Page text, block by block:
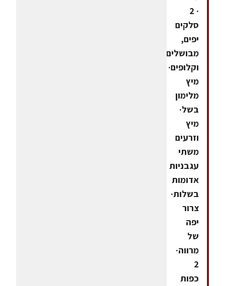
· 2
סלקים
יפים,
מבושלים
וקלופים·
מיץ
מלימון
בשל·
מיץ
וזרעים
משתי
עגבניות
אדומות
בשלות·
צרור
יפה
של
מרווה·
2
כפות